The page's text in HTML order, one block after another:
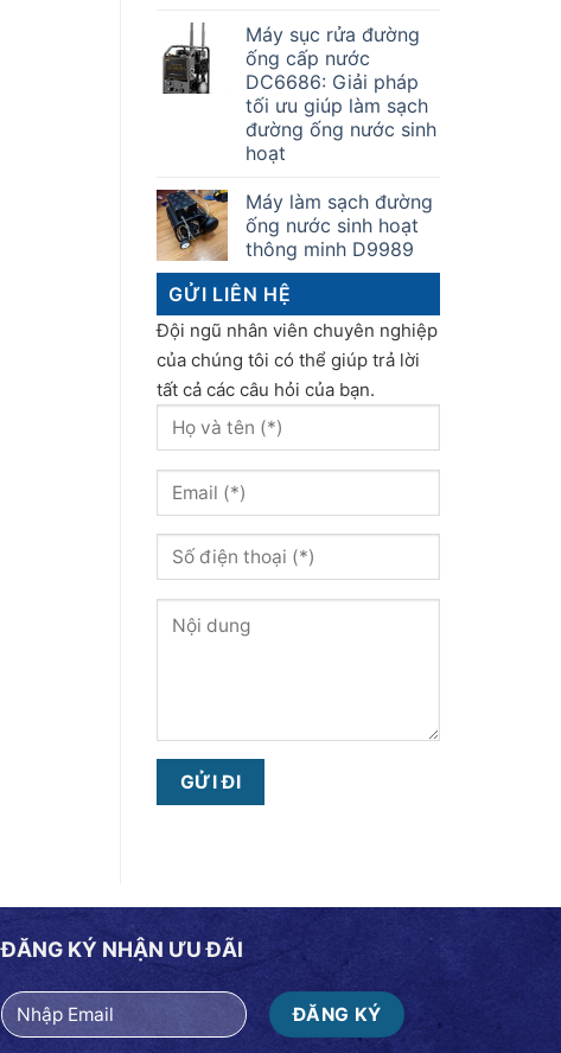
Máy sục rửa đường
ống cấp nước
DC6686: Giải pháp
tối ưu giúp làm sạch
đường ống nước sinh
hoạt
Máy làm sạch đường
ống nước sinh hoạt
thông minh D9989
GỬI LIÊN HỆ
Đội ngũ nhân viên chuyên nghiệp
của chúng tôi có thể giúp trả lời
tất cả các câu hỏi của bạn.
ĐĂNG KÝ NHẬN ƯU ĐÃI